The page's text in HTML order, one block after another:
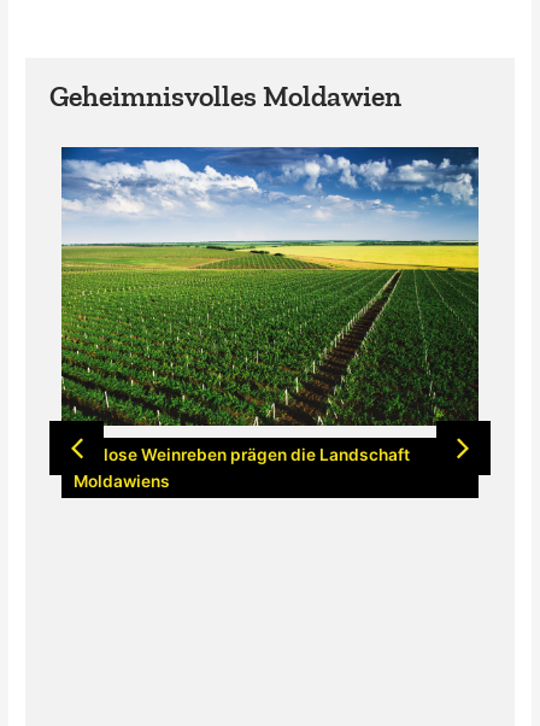
Geheimnisvolles Moldawien
Endlose Weinreben prägen die Landschaft
Moldawiens